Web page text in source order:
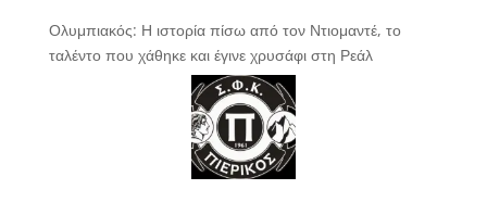
Ολυμπιακός: Η ιστορία πίσω από τον Ντιομαντέ, το
ταλέντο που χάθηκε και έγινε χρυσάφι στη Ρεάλ